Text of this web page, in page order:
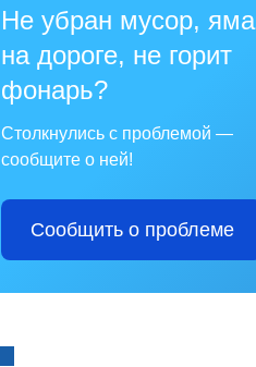
Не убран мусор, яма
на дороге, не горит
фонарь?
Столкнулись с проблемой —
сообщите о ней!
Сообщить о проблеме